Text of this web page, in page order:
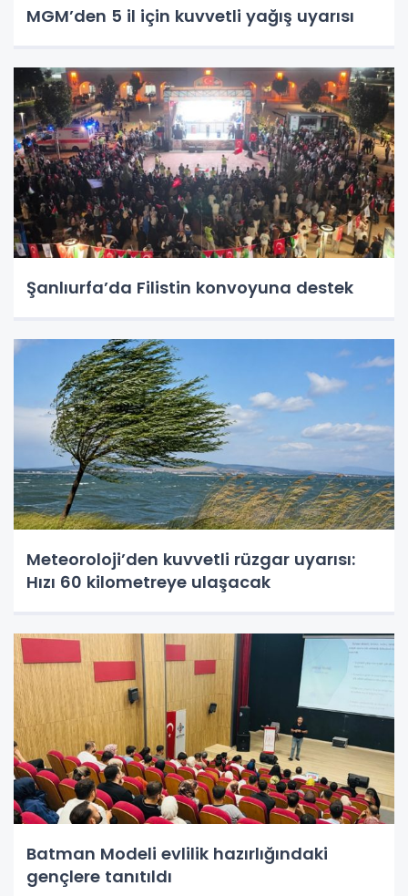
MGM’den 5 il için kuvvetli yağış uyarısı
Şanlıurfa’da Filistin konvoyuna destek
Meteoroloji’den kuvvetli rüzgar uyarısı:
Hızı 60 kilometreye ulaşacak
Batman Modeli evlilik hazırlığındaki
gençlere tanıtıldı